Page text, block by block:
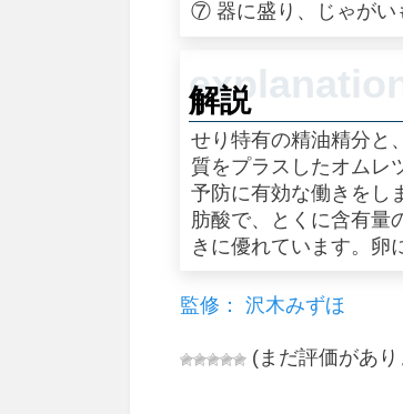
⑦ 器に盛り、じゃがい
解説
せり特有の精油精分と
質をプラスしたオムレ
予防に有効な働きをし
肪酸で、とくに含有量
きに優れています。卵
監修： 沢木みずほ
(まだ評価があ